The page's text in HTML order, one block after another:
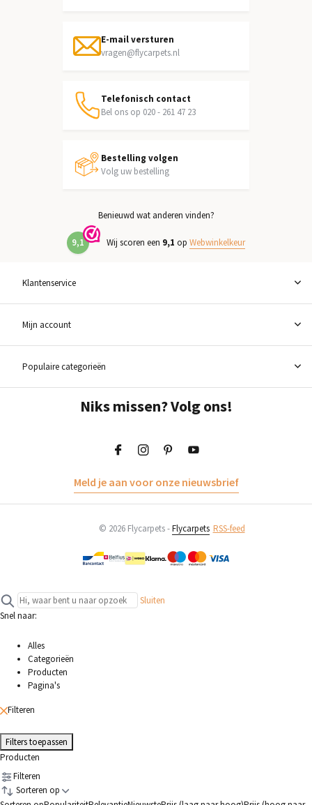
E-mail versturen
vragen@flycarpets.nl
Telefonisch contact
Bel ons op 020 - 261 47 23
Bestelling volgen
Volg uw bestelling
Benieuwd wat anderen vinden?
9,1 Wij scoren een 9,1 op Webwinkelkeur
Klantenservice
Mijn account
Populaire categorieën
Niks missen? Volg ons!
Meld je aan voor onze nieuwsbrief
© 2026 Flycarpets -Flycarpets RSS-feed
Sluiten
Snel naar:
Alles
Categorieën
Producten
Pagina's
Filteren
Filters toepassen
Producten
Filteren
Sorteren op